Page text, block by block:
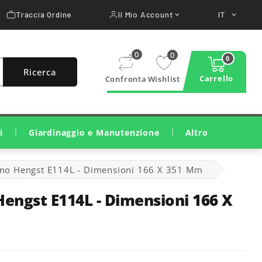
Traccia Ordine Il Mio Account IT
Ricerca

Confronta
0 
Wishlist
0 0
Carrello
Giardinaggio e Manutenzione Altro
Hengst E114L - Dimensioni 166 X 351 Mm
E114L - Dimensioni 166 X